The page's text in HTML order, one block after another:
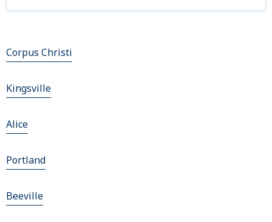
Corpus Christi
Kingsville
Alice
Portland
Beeville